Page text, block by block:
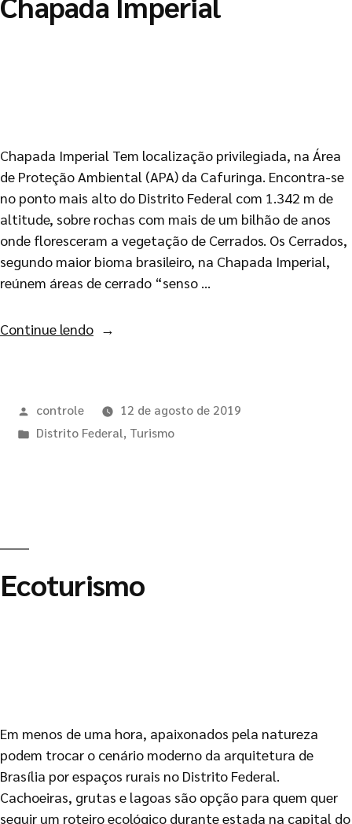
Chapada Imperial Tem localização privilegiada, na Área
de Proteção Ambiental (APA) da Cafuringa. Encontra-se
no ponto mais alto do Distrito Federal com 1.342 m de
altitude, sobre rochas com mais de um bilhão de anos
onde floresceram a vegetação de Cerrados. Os Cerrados,
segundo maior bioma brasileiro, na Chapada Imperial,
reúnem áreas de cerrado “senso …
Continue lendo
controle
12 de agosto de 2019
Distrito Federal, Turismo
Ecoturismo
Em menos de uma hora, apaixonados pela natureza
podem trocar o cenário moderno da arquitetura de
Brasília por espaços rurais no Distrito Federal.
Cachoeiras, grutas e lagoas são opção para quem quer
seguir um roteiro ecológico durante estada na capital do